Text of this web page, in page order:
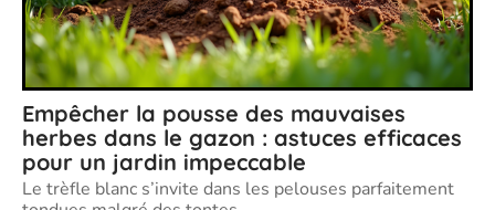
Empêcher la pousse des mauvaises
herbes dans le gazon : astuces efficaces
pour un jardin impeccable
Le trèfle blanc s’invite dans les pelouses parfaitement